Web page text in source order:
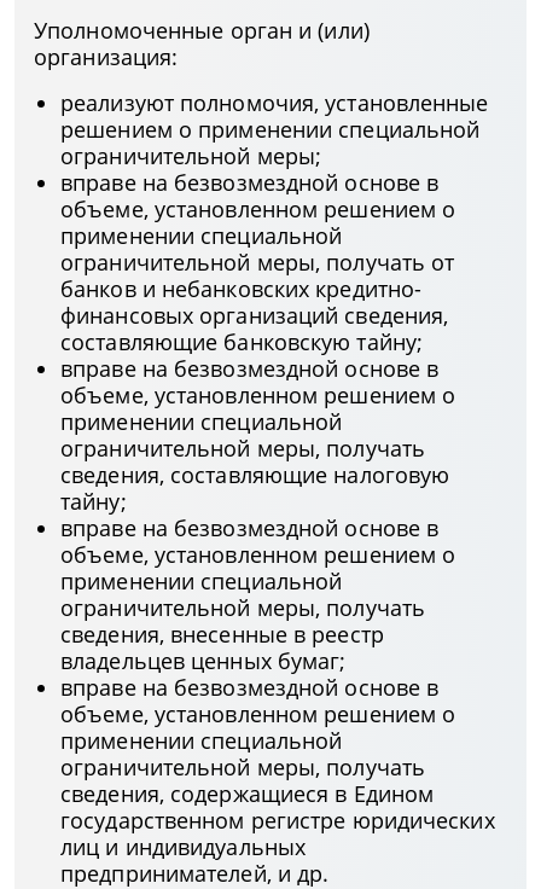
Уполномоченные орган и (или)
организация:
реализуют полномочия, установленные
решением о применении специальной
ограничительной меры;
вправе на безвозмездной основе в
объеме, установленном решением о
применении специальной
ограничительной меры, получать от
банков и небанковских кредитно-
финансовых организаций сведения,
составляющие банковскую тайну;
вправе на безвозмездной основе в
объеме, установленном решением о
применении специальной
ограничительной меры, получать
сведения, составляющие налоговую
тайну;
вправе на безвозмездной основе в
объеме, установленном решением о
применении специальной
ограничительной меры, получать
сведения, внесенные в реестр
владельцев ценных бумаг;
вправе на безвозмездной основе в
объеме, установленном решением о
применении специальной
ограничительной меры, получать
сведения, содержащиеся в Едином
государственном регистре юридических
лиц и индивидуальных
предпринимателей, и др.